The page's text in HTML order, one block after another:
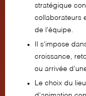
stratégique
collaborateurs
de l'équipe.
Il s'impose
croissance,
ou arrivée
Le choix du